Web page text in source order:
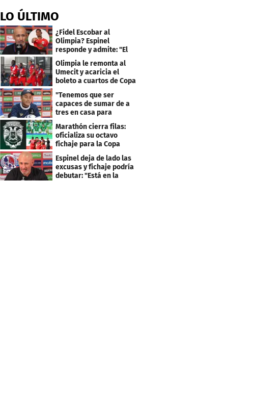
LO ÚLTIMO
¿Fidel Escobar al
Olimpia? Espinel
responde y admite: "El
resultado fue corto"
Olimpia le remonta al
Umecit y acaricia el
boleto a cuartos de Copa
"Tenemos que ser
capaces de sumar de a
tres en casa para
asegurar la
clasificación"
Marathón cierra filas:
oficializa su octavo
fichaje para la Copa
Centroamericana
Espinel deja de lado las
excusas y fichaje podría
debutar: "Está en la